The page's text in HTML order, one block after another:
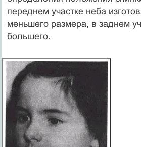
переднем участке неба
меньшего размера, в заднем
большего.